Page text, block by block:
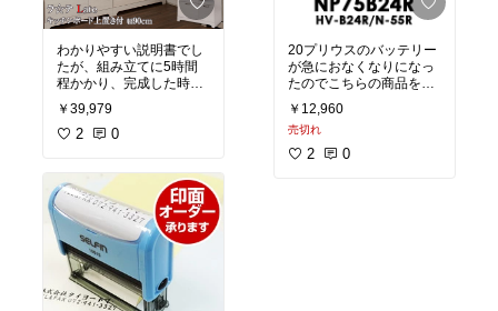
わかりやすい説明書でし
たが、組み立てに5時間
程かかり、完成した時の
達成感がありました(笑)
商品もしっかりとしてお
り、デザインや収納の量
￥39,979
2 0
20プリウスのバッテリー
が急におなくなりになっ
たのでこちらの商品を購
入させてもらいました。
楽天内では送料込みで最
安値でした。
￥12,960
売切れ
2 0